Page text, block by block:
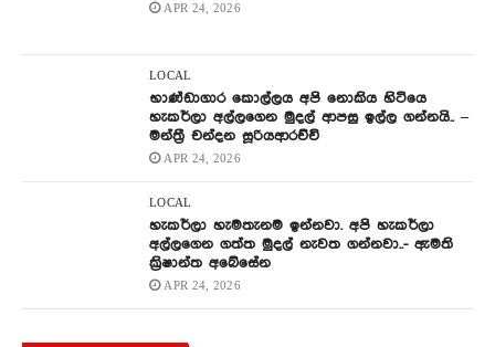
APR 24, 2026
LOCAL
භාණ්ඩාගාර කොල්ලය අපි නොකිය හිටියෙ
හැකර්ලා අල්ලගෙන මුදල් ආපසු ඉල්ල ගන්නයි.. –
මන්ත්‍රී චන්දන සූරියආරච්චි
APR 24, 2026
LOCAL
හැකර්ලා හැමතැනම ඉන්නවා. අපි හැකර්ලා
අල්ලගෙන ගත්ත මුදල් නැවත ගන්නවා..- ඇමති
ක්‍රිෂාන්ත අබේසේන
APR 24, 2026